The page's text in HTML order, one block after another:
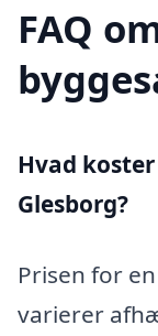
FAQ
Hvad
Glesborg?
Prisen for
varierer